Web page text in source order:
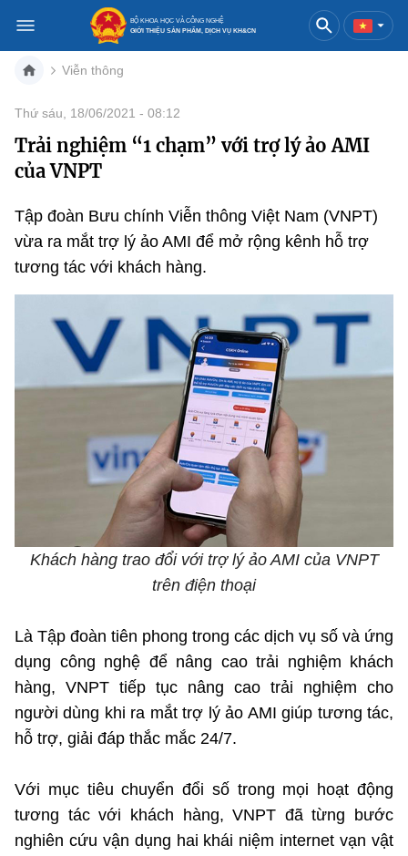
BỘ KHOA HỌC VÀ CÔNG NGHỆ
GIỚI THIỆU SẢN PHẨM, DỊCH VỤ KH&CN
Danh mục
Trang chủ
Khoa học và công nghệ
Sản phẩm
Báo in
Phát hành
Truyền hình
Đổi mới sáng tạo
Dịch vụ
Sản phẩm
Bưu chính
Chuyển phát nhanh
Viễn thông
Phần cứng
Tần số vô tuyến điện
Giải pháp
Công nghệ thông tin, Điện tử
Sản phẩm
Phần cứng
Nội dung số
Chữ ký số
Lĩnh vực khác
Hành chính
Chọn ngôn ngữ
Việt Nam English
Hệ thống nội bộ
Điều khoản sử dụng
Liên kết
Viễn thông
Thứ sáu, 18/06/2021 - 08:12
Trải nghiệm “1 chạm” với trợ lý ảo AMI
của VNPT
Tập đoàn Bưu chính Viễn thông Việt Nam (VNPT)
vừa ra mắt trợ lý ảo AMI để mở rộng kênh hỗ trợ
tương tác với khách hàng.
Khách hàng trao đổi với trợ lý ảo AMI của VNPT
trên điện thoại
Là Tập đoàn tiên phong trong các dịch vụ số và ứng
dụng công nghệ để nâng cao trải nghiệm khách
hàng, VNPT tiếp tục nâng cao trải nghiệm cho
người dùng khi ra mắt trợ lý ảo AMI giúp tương tác,
hỗ trợ, giải đáp thắc mắc 24/7.
Với mục tiêu chuyển đổi số trong mọi hoạt động
tương tác với khách hàng, VNPT đã từng bước
nghiên cứu vận dụng hai khái niệm internet vạn vật